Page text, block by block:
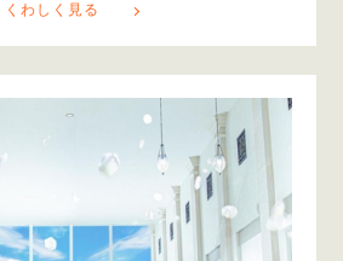
くわしく見る